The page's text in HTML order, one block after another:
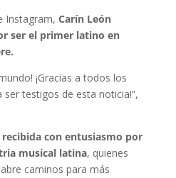
Instagram, Carín León
ser el primer latino en
¡Gracias a todos los
testigos de esta noticia!”,
con entusiasmo por
musical latina, quienes
caminos para más